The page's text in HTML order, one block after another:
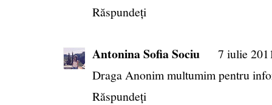
Răspundeți
Antonina Sofia Sociu
7 iulie
Draga Anonim multumim pentru
Răspundeți